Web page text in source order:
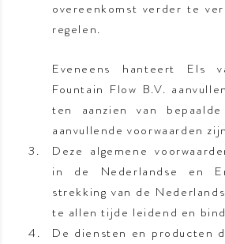
overeenkomst verder te
regelen.
Eveneens hanteert Els
Fountain Flow B.V.
ten aanzien van
aanvullende voorwaarden
Deze algemene
in de Nederlandse en
strekking van de
te allen tijde leidend en
De diensten en producten